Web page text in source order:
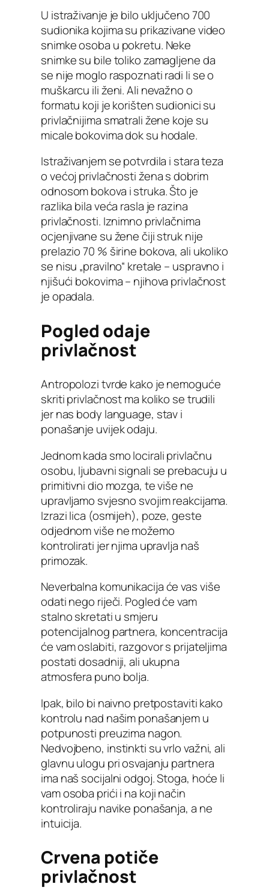
U istraživanje je bilo uključeno 700
sudionika kojima su prikazivane video
snimke osoba u pokretu. Neke
snimke su bile toliko zamagljene da
se nije moglo raspoznati radi li se o
muškarcu ili ženi. Ali nevažno o
formatu koji je korišten sudionici su
privlačnijima smatrali žene koje su
micale bokovima dok su hodale.
Istraživanjem se potvrdila i stara teza
o većoj privlačnosti žena s dobrim
odnosom bokova i struka. Što je
razlika bila veća rasla je razina
privlačnosti. Iznimno privlačnima
ocjenjivane su žene čiji struk nije
prelazio 70 % širine bokova, ali ukoliko
se nisu „pravilno“ kretale – uspravno i
njišući bokovima – njihova privlačnost
je opadala.
Pogled odaje
privlačnost
Antropolozi tvrde kako je nemoguće
skriti privlačnost ma koliko se trudili
jer nas body language, stav i
ponašanje uvijek odaju.
Jednom kada smo locirali privlačnu
osobu, ljubavni signali se prebacuju u
primitivni dio mozga, te više ne
upravljamo svjesno svojim reakcijama.
Izrazi lica (osmijeh), poze, geste
odjednom više ne možemo
kontrolirati jer njima upravlja naš
primozak.
Neverbalna komunikacija će vas više
odati nego riječi. Pogled će vam
stalno skretati u smjeru
potencijalnog partnera, koncentracija
će vam oslabiti, razgovor s prijateljima
postati dosadniji, ali ukupna
atmosfera puno bolja.
Ipak, bilo bi naivno pretpostaviti kako
kontrolu nad našim ponašanjem u
potpunosti preuzima nagon.
Nedvojbeno, instinkti su vrlo važni, ali
glavnu ulogu pri osvajanju partnera
ima naš socijalni odgoj. Stoga, hoće li
vam osoba prići i na koji način
kontroliraju navike ponašanja, a ne
intuicija.
Crvena potiče
privlačnost